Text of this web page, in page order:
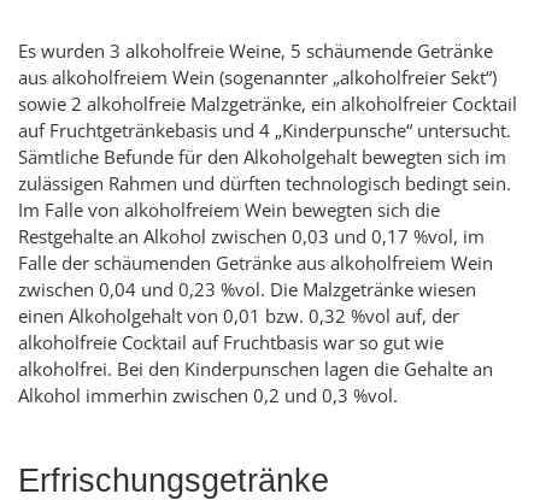
Es wurden 3 alkoholfreie Weine, 5 schäumende Getränke
aus alkoholfreiem Wein (sogenannter „alkoholfreier Sekt“)
sowie 2 alkoholfreie Malzgetränke, ein alkoholfreier Cocktail
auf Fruchtgetränkebasis und 4 „Kinderpunsche“ untersucht.
Sämtliche Befunde für den Alkoholgehalt bewegten sich im
zulässigen Rahmen und dürften technologisch bedingt sein.
Im Falle von alkoholfreiem Wein bewegten sich die
Restgehalte an Alkohol zwischen 0,03 und 0,17 %vol, im
Falle der schäumenden Getränke aus alkoholfreiem Wein
zwischen 0,04 und 0,23 %vol. Die Malzgetränke wiesen
einen Alkoholgehalt von 0,01 bzw. 0,32 %vol auf, der
alkoholfreie Cocktail auf Fruchtbasis war so gut wie
alkoholfrei. Bei den Kinderpunschen lagen die Gehalte an
Alkohol immerhin zwischen 0,2 und 0,3 %vol.
Erfrischungsgetränke